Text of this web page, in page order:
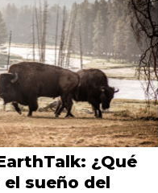
¿Qué
sueño del